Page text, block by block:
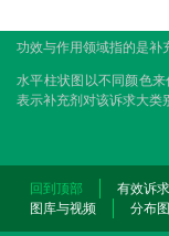
功效与作用领域指的是补
水平柱状图以不同颜色
表示补充剂对该诉求大类
回到顶部 有效诉求
图库与视频
分布图